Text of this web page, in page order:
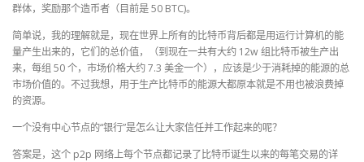
群体，奖励那个造币者（目前是 50 BTC)。
简单说，我的理解就是，现在世界上所有的比特币背后都是用运行计算机的能
量产生出来的，它们的总价值，（到现在一共有大约 12w 组比特币被生产出
来，每组 50 个，市场价格大约 7.3 美金一个），应该是少于消耗掉的能源的总
市场价值的。不过我想，用于生产比特币的能源大都原本就是不用也被浪费掉
的资源。
一个没有中心节点的“银行”是怎么让大家信任并工作起来的呢？
答案是，这个 p2p 网络上每个节点都记录了比特币诞生以来的每笔交易的详